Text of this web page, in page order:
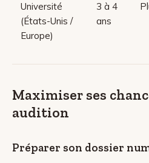
Université
(États-Unis /
Europe)
3 à 4
ans
Maximiser ses
audition
Préparer son dossier